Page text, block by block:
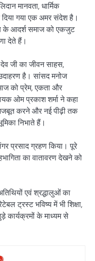
मानवता, धार्मिक
दिया गया एक अमर संदेश है।
के आदर्श समाज को एकजुट
देते हैं।
जी का जीवन साहस,
है। सांसद मनोज
को प्रेम, एकता और
ओम प्रकाश शर्मा ने कहा
करने और नई पीढ़ी तक
निभाते हैं।
प्रसाद ग्रहण किया। पूरे
का वातावरण देखने को
एवं श्रद्धालुओं का
ट्रस्ट भविष्य में भी शिक्षा,
कार्यक्रमों के माध्यम से